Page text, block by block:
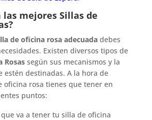
las mejores Sillas de
de oficina rosa adecuadadebes
Existen diversos tipos de
Rosassegún sus mecanismos y la
estén destinadas. A la hora de
oficina rosa tienes que tener en
puntos:
va a tener tu silla de oficina